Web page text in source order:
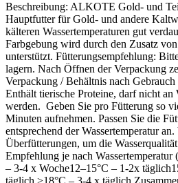
Beschreibung: ALKOTE Gold- und
Hauptfutter für Gold- und andere
kälteren Wassertemperaturen gut
Farbgebung wird durch den Zusatz
unterstützt. Fütterungsempfehlung:
lagern. Nach Öffnen der Verpackung
Verpackung / Behältnis nach Gebrauch
Enthält tierische Proteine, darf nicht an
werden. Geben Sie pro Fütterung so
Minuten aufnehmen. Passen Sie die
entsprechend der Wassertemperatur
Überfütterungen, um die
Empfehlung je nach Wassertemperatur
– 3-4 x Woche12–15°C – 1-2x